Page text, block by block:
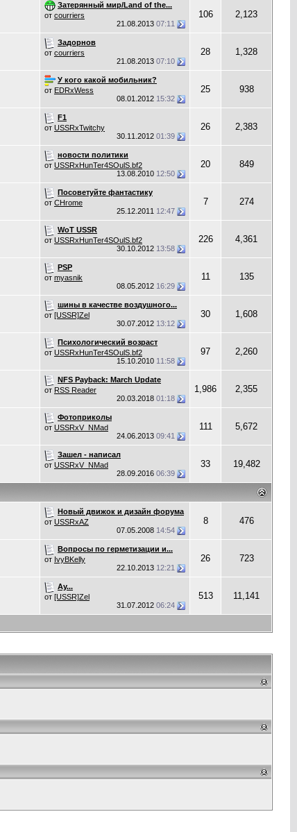
Затерянный мир/Land of the...
от courriers
21.08.2013 07:11
106 2,123
Задорнов
от courriers
21.08.2013 07:10
28 1,328
У кого какой мобильник?
от EDRxWess
08.01.2012 15:32
25 938
F1
от USSRxTwitchy
30.11.2012 01:39
26 2,383
новости политики
от USSRxHunTer4SOulS.bf2
13.08.2010 12:50
20 849
Посоветуйте фантастику
от CHrome
25.12.2011 12:47
7 274
WoT USSR
от USSRxHunTer4SOulS.bf2
30.10.2012 13:58
226 4,361
PSP
от myasnik
08.05.2012 16:29
11 135
шины в качестве воздушного...
от [USSR]Zel
30.07.2012 13:12
30 1,608
Психологический возраст
от USSRxHunTer4SOulS.bf2
15.10.2010 11:58
97 2,260
NFS Payback: March Update
от RSS Reader
20.03.2018 01:18
1,986 2,355
Фотоприколы
от USSRxV_NMad
24.06.2013 09:41
111 5,672
Зашел - написал
от USSRxV_NMad
28.09.2016 06:39
33 19,482
Новый движок и дизайн форума
от USSRxAZ
07.05.2008 14:54
8 476
Вопросы по герметизации и...
от IvyBKelly
22.10.2013 12:21
26 723
Ау...
от [USSR]Zel
31.07.2012 06:24
513 11,141